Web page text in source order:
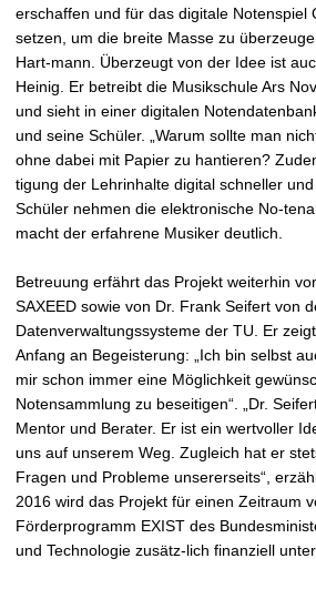
erschaffen und für das digitale Notenspiel
setzen, um die breite Masse zu
Hart-mann. Überzeugt von der Idee ist
Heinig. Er betreibt die Musikschule Ars
und sieht in einer digitalen
und seine Schüler. „Warum sollte man
ohne dabei mit Papier zu hantieren?
tigung der Lehrinhalte digital schneller
Schüler nehmen die elektronische No-
macht der erfahrene Musiker deutlich.
Betreuung erfährt das Projekt weiterhin
SAXEED sowie von Dr. Frank Seifert von
Datenverwaltungssysteme der TU. Er
Anfang an Begeisterung: „Ich bin selbst
mir schon immer eine Möglichkeit
Notensammlung zu beseitigen“. „Dr.
Mentor und Berater. Er ist ein wertvoller
uns auf unserem Weg. Zugleich hat er
Fragen und Probleme unsererseits“,
2016 wird das Projekt für einen Zeitraum
Förderprogramm EXIST des
und Technologie zusätz-lich finanziell